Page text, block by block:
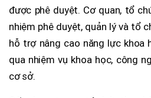
được phê duyệt. Cơ quan, tổ
nhiệm phê duyệt, quản lý và tổ
hỗ trợ nâng cao năng lực khoa
qua nhiệm vụ khoa học, công
cơ sở.